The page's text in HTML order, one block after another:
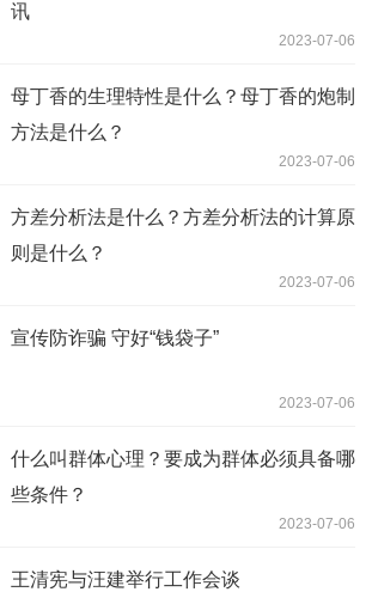
讯
2023-07-06
母丁香的生理特性是什么？母丁香的炮制
方法是什么？
2023-07-06
方差分析法是什么？方差分析法的计算原
则是什么？
2023-07-06
宣传防诈骗 守好“钱袋子”
2023-07-06
什么叫群体心理？要成为群体必须具备哪
些条件？
2023-07-06
王清宪与汪建举行工作会谈